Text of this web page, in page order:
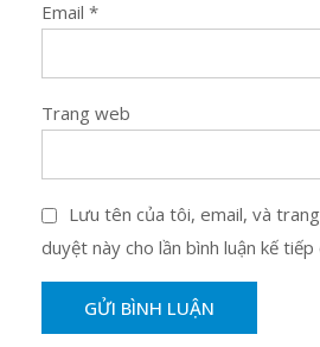
Email *
Trang web
Lưu tên của tôi, email, và
duyệt này cho lần bình luận kế tiếp